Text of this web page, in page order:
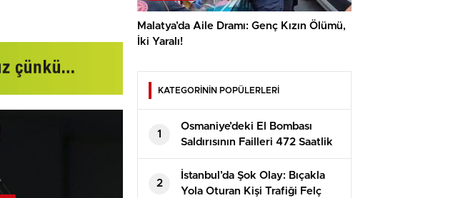
Malatya’da Aile Dramı: Genç Kızın Ölümü,
İki Yaralı!
KATEGORİNİN POPÜLERLERİ
1
Osmaniye’deki El Bombası
Saldırısının Failleri 472 Saatlik
Kamera İncelemesiyle
Yakalandı!
2
İstanbul’da Şok Olay: Bıçakla
Yola Oturan Kişi Trafiği Felç